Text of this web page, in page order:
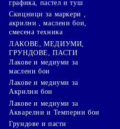
графика, пастел и туш
Скицници за маркери ,
акрилни , маслени бои,
смесена техника
ЛАКОВЕ, МЕДИУМИ,
ГРУНДОВЕ, ПАСТИ
Лакове и медиуми за
маслени бои
Лакове и медиуми за
Акрилни бои
Лакове и медиуми за
Акварелни и Темперни бои
Грундове и пасти